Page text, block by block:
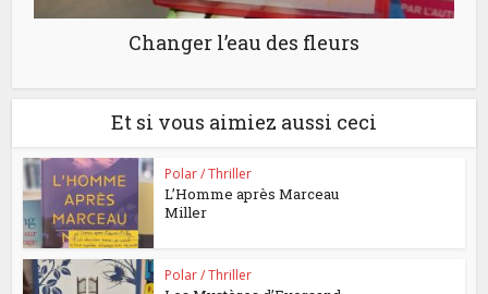
Changer l’eau des fleurs
Et si vous aimiez aussi ceci
Polar / Thriller
L’Homme après Marceau
Miller
Polar / Thriller